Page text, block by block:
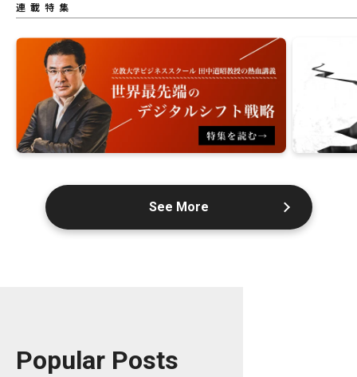
連載特集
See More
Popular Posts